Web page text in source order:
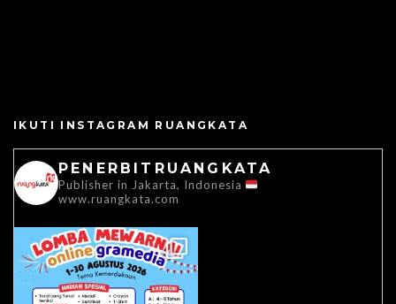
IKUTI INSTAGRAM RUANGKATA
PENERBITRUANGKATA
Publisher in Jakarta, Indonesia
www.ruangkata.com